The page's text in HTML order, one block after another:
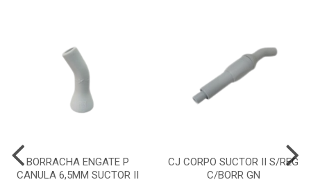
BORRACHA ENGATE P
CANULA 6,5MM SUCTOR II
CJ CORPO SUCTOR II S/REG
C/BORR GN